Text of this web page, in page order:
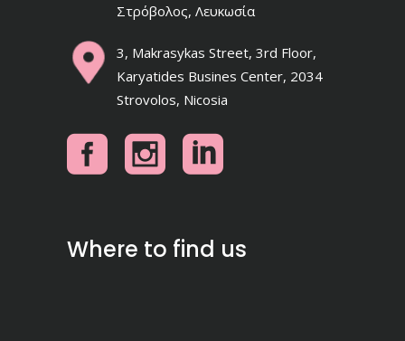
Στρόβολος, Λευκωσία
3, Makrasykas Street, 3rd Floor,
Karyatides Busines Center, 2034
Strovolos, Nicosia
Where to find us